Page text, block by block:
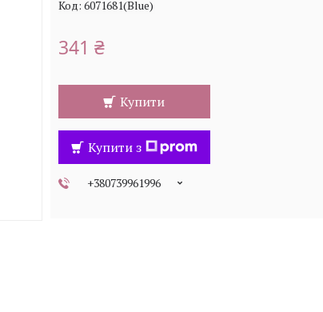
Код: 6071681(Blue)
341 ₴
Купити
Купити з
+380739961996